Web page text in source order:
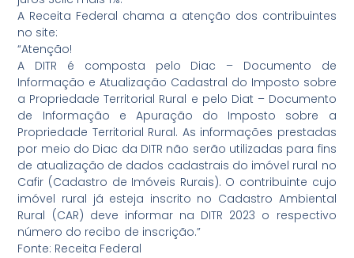
A Receita Federal chama a atenção dos contribuintes
no site:
“Atenção!
A DITR é composta pelo Diac – Documento de
Informação e Atualização Cadastral do Imposto sobre
a Propriedade Territorial Rural e pelo Diat – Documento
de Informação e Apuração do Imposto sobre a
Propriedade Territorial Rural. As informações prestadas
por meio do Diac da DITR não serão utilizadas para fins
de atualização de dados cadastrais do imóvel rural no
Cafir (Cadastro de Imóveis Rurais). O contribuinte cujo
imóvel rural já esteja inscrito no Cadastro Ambiental
Rural (CAR) deve informar na DITR 2023 o respectivo
número do recibo de inscrição.”
Fonte: Receita Federal